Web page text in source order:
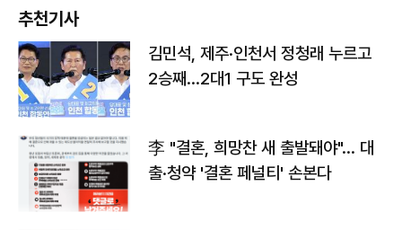
추천기사
김민석, 제주·인천서 정청래 누르고
2승째…2대1 구도 완성
李 "결혼, 희망찬 새 출발돼야"… 대
출·청약 '결혼 페널티' 손본다